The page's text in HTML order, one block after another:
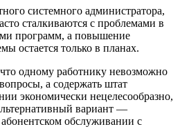
системного администратора,
сталкиваются с проблемами в
программ, а повышение
остается только в планах.
одному работнику невозможно
а содержать штат
экономически нецелесообразно,
вариант —
обслуживании с